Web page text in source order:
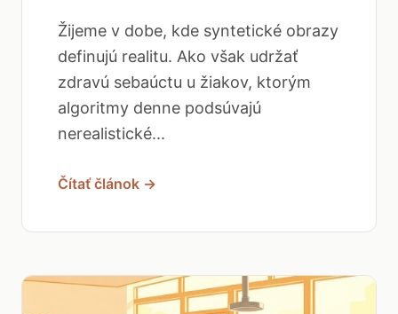
Žijeme v dobe, kde syntetické obrazy
definujú realitu. Ako však udržať
zdravú sebaúctu u žiakov, ktorým
algoritmy denne podsúvajú
nerealistické...
Čítať článok →